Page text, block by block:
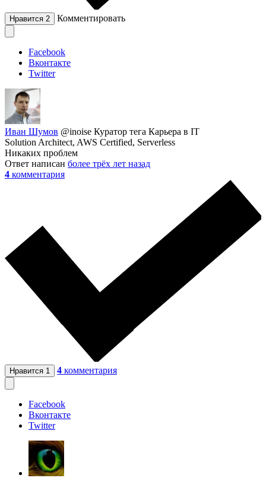
Нравится 2 Комментировать
Facebook
Вконтакте
Twitter
Иван Шумов @inoise Куратор тега Карьера в IT
Solution Architect, AWS Certified, Serverless
Никаких проблем
Ответ написан более трёх лет назад
4 комментария
Нравится 1 4 комментария
Facebook
Вконтакте
Twitter